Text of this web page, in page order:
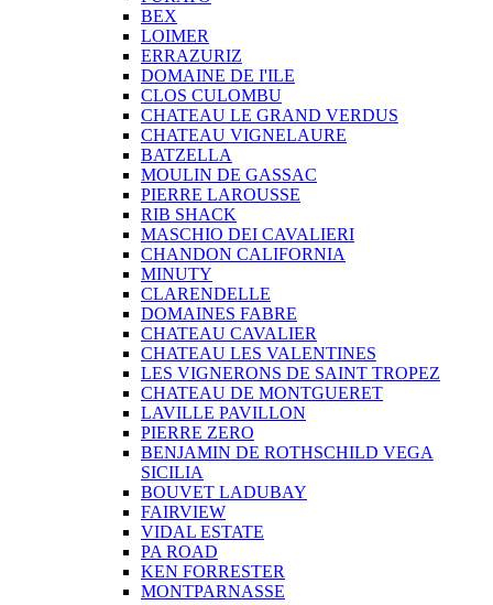
BEX
LOIMER
ERRAZURIZ
DOMAINE DE I'ILE
CLOS CULOMBU
CHATEAU LE GRAND VERDUS
CHATEAU VIGNELAURE
BATZELLA
MOULIN DE GASSAC
PIERRE LAROUSSE
RIB SHACK
MASCHIO DEI CAVALIERI
CHANDON CALIFORNIA
MINUTY
CLARENDELLE
DOMAINES FABRE
CHATEAU CAVALIER
CHATEAU LES VALENTINES
LES VIGNERONS DE SAINT TROPEZ
CHATEAU DE MONTGUERET
LAVILLE PAVILLON
PIERRE ZERO
BENJAMIN DE ROTHSCHILD VEGA
SICILIA
BOUVET LADUBAY
FAIRVIEW
VIDAL ESTATE
PA ROAD
KEN FORRESTER
MONTPARNASSE